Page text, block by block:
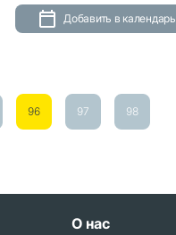
Добавить в календарь
96 97 98
О нас